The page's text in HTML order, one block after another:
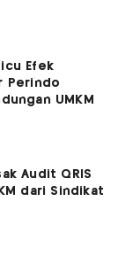
Efek
Perindo
UMKM
Audit QRIS
dari Sindikat